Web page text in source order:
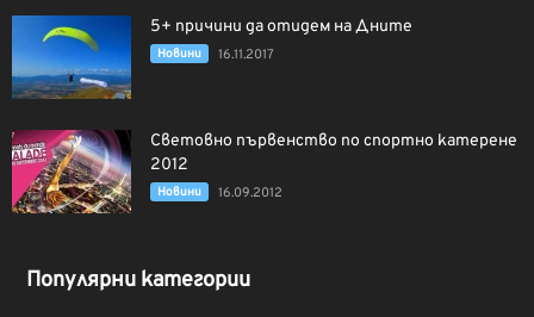
5+ причини да отидем на Дните
Новини 16.11.2017
Световно първенство по спортно катерене
2012
Новини 16.09.2012
Популярни категории